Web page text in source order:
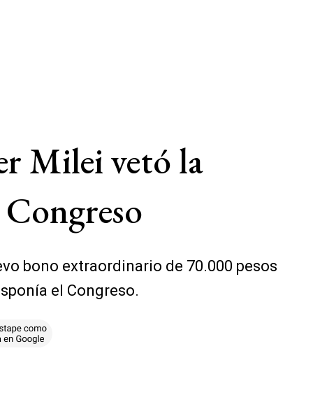
Milei vetó la
bono extraordinario de 70.000 pesos
el Congreso.